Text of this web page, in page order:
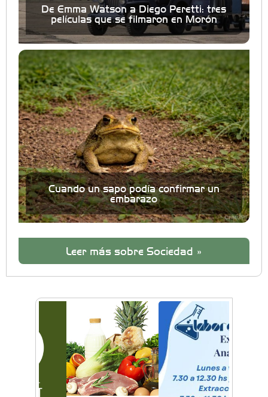
De Emma Watson a Diego Peretti: tres
películas que se filmaron en Morón
Cuando un sapo podía confirmar un
embarazo
Leer más sobre Sociedad »